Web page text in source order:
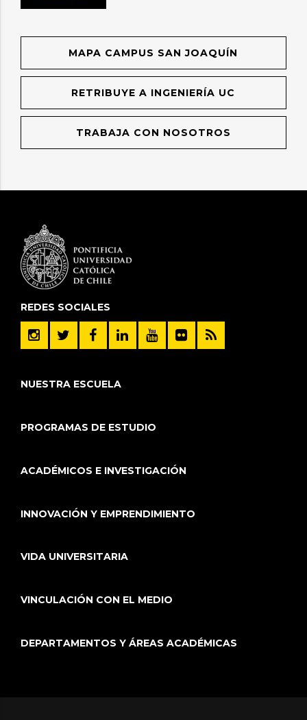
MAPA CAMPUS SAN JOAQUÍN
RETRIBUYE A INGENIERÍA UC
TRABAJA CON NOSOTROS
REDES SOCIALES
NUESTRA ESCUELA
PROGRAMAS DE ESTUDIO
ACADÉMICOS E INVESTIGACIÓN
INNOVACIÓN Y EMPRENDIMIENTO
VIDA UNIVERSITARIA
VINCULACIÓN CON EL MEDIO
DEPARTAMENTOS Y ÁREAS ACADÉMICAS